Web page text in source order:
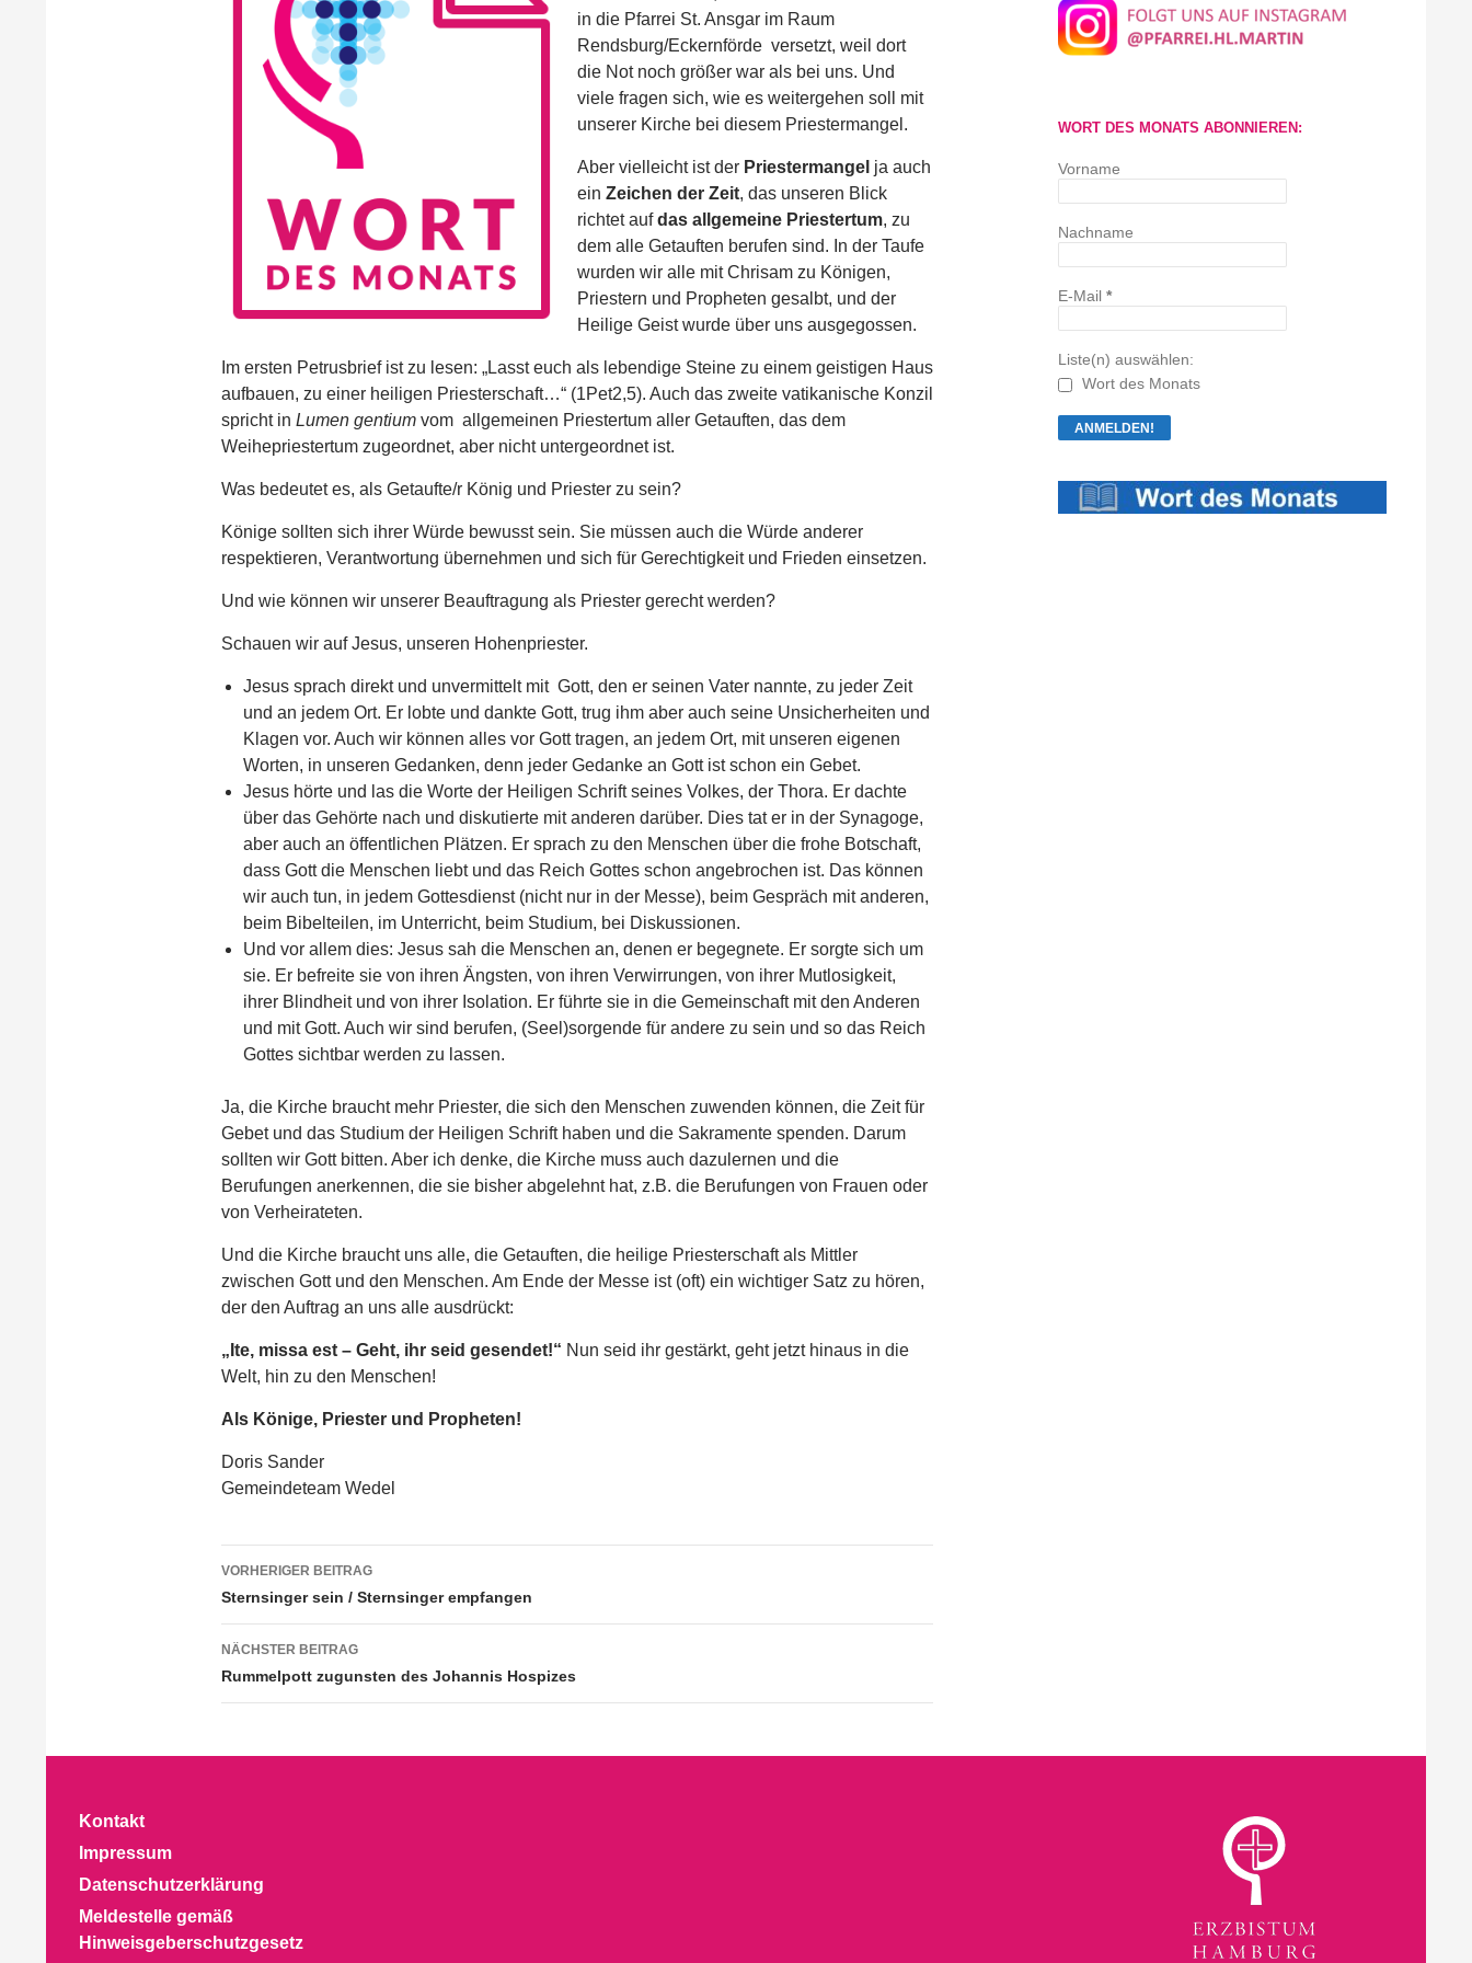
in die Pfarrei St. Ansgar im Raum
Rendsburg/Eckernförde versetzt, weil dort
die Not noch größer war als bei uns. Und
viele fragen sich, wie es weitergehen soll mit
unserer Kirche bei diesem Priestermangel.
Aber vielleicht ist der Priestermangel ja auch
ein Zeichen der Zeit, das unseren Blick
richtet aufdas allgemeine Priestertum, zu
dem alle Getauften berufen sind. In der Taufe
wurden wir alle mit Chrisam zu Königen,
Priestern und Propheten gesalbt, und der
Heilige Geist wurde über uns ausgegossen.
Im ersten Petrusbrief ist zu lesen: „Lasst euch als lebendige Steine zu einem geistigen Haus
aufbauen, zu einer heiligen Priesterschaft…“ (1Pet2,5). Auch das zweite vatikanische Konzil
spricht in Lumen gentium vom allgemeinen Priestertum aller Getauften, das dem
Weihepriestertum zugeordnet, aber nicht untergeordnet ist.
Was bedeutet es, als Getaufte/r König und Priester zu sein?
Könige sollten sich ihrer Würde bewusst sein. Sie müssen auch die Würde anderer
respektieren, Verantwortung übernehmen und sich für Gerechtigkeit und Frieden einsetzen.
Und wie können wir unserer Beauftragung als Priester gerecht werden?
Schauen wir auf Jesus, unseren Hohenpriester.
Jesus sprach direkt und unvermittelt mit Gott, den er seinen Vater nannte, zu jeder Zeit
und an jedem Ort. Er lobte und dankte Gott, trug ihm aber auch seine Unsicherheiten und
Klagen vor. Auch wir können alles vor Gott tragen, an jedem Ort, mit unseren eigenen
Worten, in unseren Gedanken, denn jeder Gedanke an Gott ist schon ein Gebet.
Jesus hörte und las die Worte der Heiligen Schrift seines Volkes, der Thora. Er dachte
über das Gehörte nach und diskutierte mit anderen darüber. Dies tat er in der Synagoge,
aber auch an öffentlichen Plätzen. Er sprach zu den Menschen über die frohe Botschaft,
dass Gott die Menschen liebt und das Reich Gottes schon angebrochen ist. Das können
wir auch tun, in jedem Gottesdienst (nicht nur in der Messe), beim Gespräch mit anderen,
beim Bibelteilen, im Unterricht, beim Studium, bei Diskussionen.
Und vor allem dies: Jesus sah die Menschen an, denen er begegnete. Er sorgte sich um
sie. Er befreite sie von ihren Ängsten, von ihren Verwirrungen, von ihrer Mutlosigkeit,
ihrer Blindheit und von ihrer Isolation. Er führte sie in die Gemeinschaft mit den Anderen
und mit Gott. Auch wir sind berufen, (Seel)sorgende für andere zu sein und so das Reich
Gottes sichtbar werden zu lassen.
Ja, die Kirche braucht mehr Priester, die sich den Menschen zuwenden können, die Zeit für
Gebet und das Studium der Heiligen Schrift haben und die Sakramente spenden. Darum
sollten wir Gott bitten. Aber ich denke, die Kirche muss auch dazulernen und die
Berufungen anerkennen, die sie bisher abgelehnt hat, z.B. die Berufungen von Frauen oder
von Verheirateten.
Und die Kirche braucht uns alle, die Getauften, die heilige Priesterschaft als Mittler
zwischen Gott und den Menschen. Am Ende der Messe ist (oft) ein wichtiger Satz zu hören,
der den Auftrag an uns alle ausdrückt:
„Ite, missa est – Geht, ihr seid gesendet!“ Nun seid ihr gestärkt, geht jetzt hinaus in die
Welt, hin zu den Menschen!
Als Könige, Priester und Propheten!
Doris Sander
Gemeindeteam Wedel
Beitragsnavigation
VORHERIGER BEITRAG
Sternsinger sein / Sternsinger empfangen
NÄCHSTER BEITRAG
Rummelpott zugunsten des Johannis Hospizes
WORT DES MONATS ABONNIEREN:
Vorname
Nachname
E-Mail *
Liste(n) auswählen:
Wort des Monats
Kontakt
Impressum
Datenschutzerklärung
Meldestelle gemäß
Hinweisgeberschutzgesetz